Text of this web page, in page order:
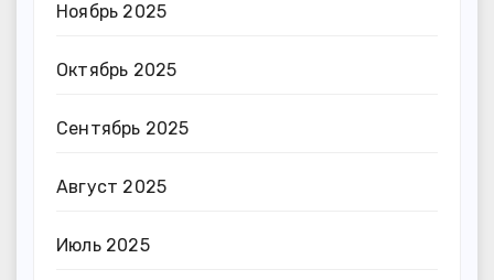
Ноябрь 2025
Октябрь 2025
Сентябрь 2025
Август 2025
Июль 2025